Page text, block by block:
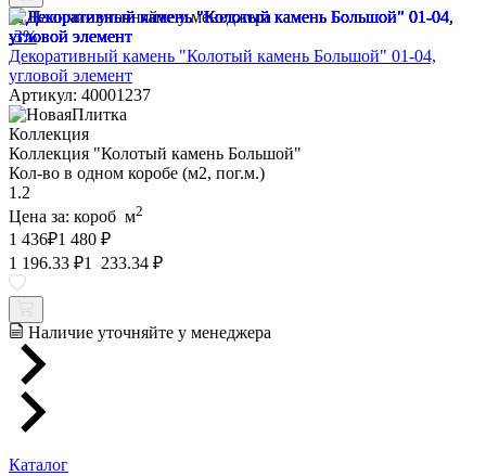
Наличие уточняйте у менеджера
-3%
Декоративный камень "Колотый камень Большой" 01-04,
угловой элемент
Артикул: 40001237
Коллекция
Коллекция "Колотый камень Большой"
Кол-во в одном коробе (м2, пог.м.)
1.2
Цена за: короб м2
1 436₽1 480 ₽
1 196.33 ₽1 233.34 ₽
Наличие уточняйте у менеджера
Каталог